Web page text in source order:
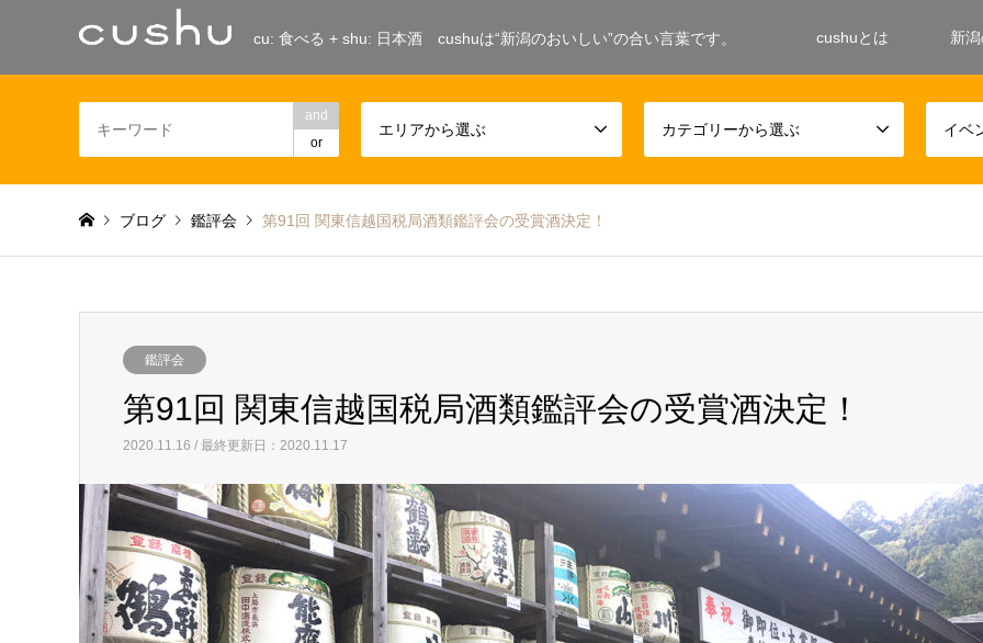
cu: 食べる + shu: 日本酒 cushuは“新潟のおいしい”の合い言葉です。 cushuとは 新
and
or
エリアから選ぶ カテゴリーから選ぶ イベ
ブログ 鑑評会 第91回 関東信越国税局酒類鑑評会の受賞酒決定！
鑑評会
第91回 関東信越国税局酒類鑑評会の受賞酒決定！
2020.11.16 / 最終更新日：2020.11.17